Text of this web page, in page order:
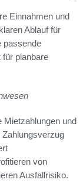
Einnahmen und
Ablauf für
passende
für planbare
Mietzahlungen und
von
Ausfallrisiko.